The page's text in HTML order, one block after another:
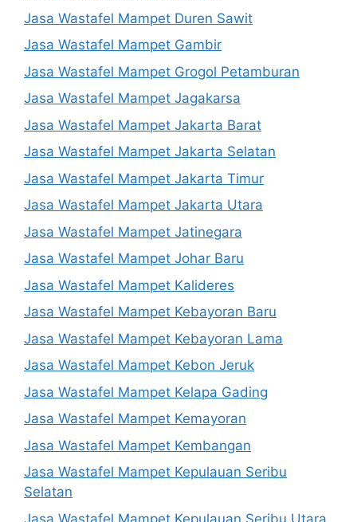
Jasa Wastafel Mampet Duren Sawit
Jasa Wastafel Mampet Gambir
Jasa Wastafel Mampet Grogol Petamburan
Jasa Wastafel Mampet Jagakarsa
Jasa Wastafel Mampet Jakarta Barat
Jasa Wastafel Mampet Jakarta Selatan
Jasa Wastafel Mampet Jakarta Timur
Jasa Wastafel Mampet Jakarta Utara
Jasa Wastafel Mampet Jatinegara
Jasa Wastafel Mampet Johar Baru
Jasa Wastafel Mampet Kalideres
Jasa Wastafel Mampet Kebayoran Baru
Jasa Wastafel Mampet Kebayoran Lama
Jasa Wastafel Mampet Kebon Jeruk
Jasa Wastafel Mampet Kelapa Gading
Jasa Wastafel Mampet Kemayoran
Jasa Wastafel Mampet Kembangan
Jasa Wastafel Mampet Kepulauan Seribu
Selatan
Jasa Wastafel Mampet Kepulauan Seribu Utara